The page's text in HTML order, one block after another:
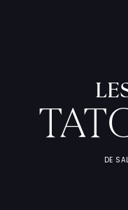
DE